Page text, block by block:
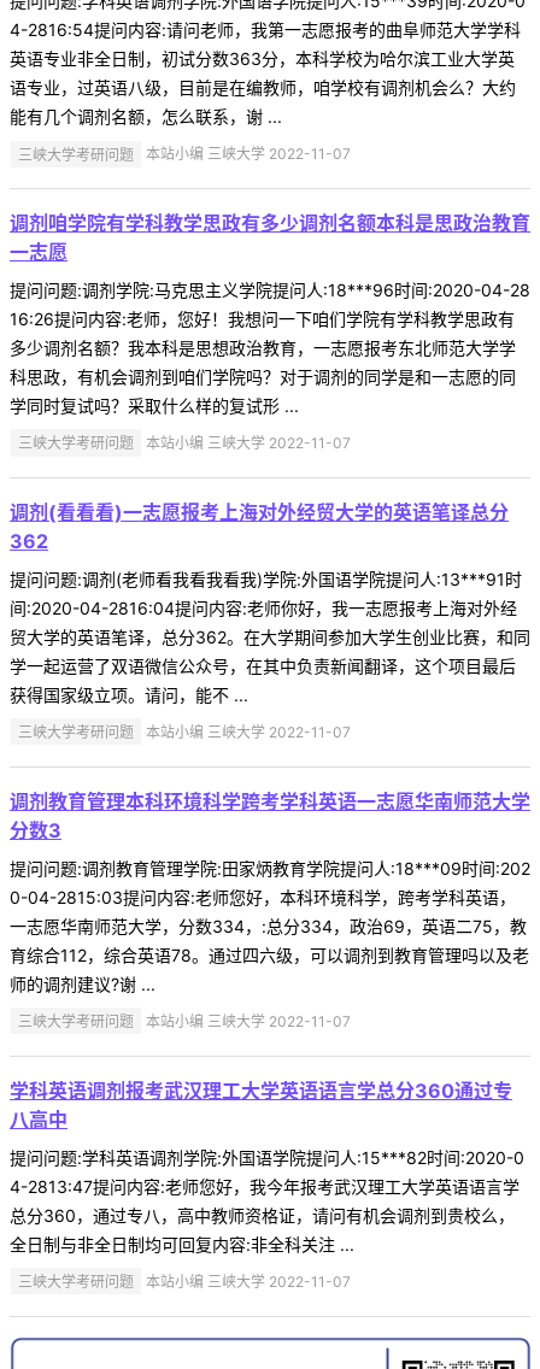
4-2816:54提问内容:请问老师，我第一志愿报考的曲阜师范大学学科
英语专业非全日制，初试分数363分，本科学校为哈尔滨工业大学英
语专业，过英语八级，目前是在编教师，咱学校有调剂机会么？大约
能有几个调剂名额，怎么联系，谢 ...
三峡大学考研问题 本站小编 三峡大学 2022-11-07
调剂咱学院有学科教学思政有多少调剂名额本科是思政治教育
一志愿
提问问题:调剂学院:马克思主义学院提问人:18***96时间:2020-04-28
16:26提问内容:老师，您好！我想问一下咱们学院有学科教学思政有
多少调剂名额？我本科是思想政治教育，一志愿报考东北师范大学学
科思政，有机会调剂到咱们学院吗？对于调剂的同学是和一志愿的同
学同时复试吗？采取什么样的复试形 ...
三峡大学考研问题 本站小编 三峡大学 2022-11-07
调剂(看看看)一志愿报考上海对外经贸大学的英语笔译总分
362
提问问题:调剂(老师看我看我看我)学院:外国语学院提问人:13***91时
间:2020-04-2816:04提问内容:老师你好，我一志愿报考上海对外经
贸大学的英语笔译，总分362。在大学期间参加大学生创业比赛，和同
学一起运营了双语微信公众号，在其中负责新闻翻译，这个项目最后
获得国家级立项。请问，能不 ...
三峡大学考研问题 本站小编 三峡大学 2022-11-07
调剂教育管理本科环境科学跨考学科英语一志愿华南师范大学
分数3
提问问题:调剂教育管理学院:田家炳教育学院提问人:18***09时间:202
0-04-2815:03提问内容:老师您好，本科环境科学，跨考学科英语，
一志愿华南师范大学，分数334，:总分334，政治69，英语二75，教
育综合112，综合英语78。通过四六级，可以调剂到教育管理吗以及老
师的调剂建议?谢 ...
三峡大学考研问题 本站小编 三峡大学 2022-11-07
学科英语调剂报考武汉理工大学英语语言学总分360通过专
八高中
提问问题:学科英语调剂学院:外国语学院提问人:15***82时间:2020-0
4-2813:47提问内容:老师您好，我今年报考武汉理工大学英语语言学
总分360，通过专八，高中教师资格证，请问有机会调剂到贵校么，
全日制与非全日制均可回复内容:非全科关注 ...
三峡大学考研问题 本站小编 三峡大学 2022-11-07